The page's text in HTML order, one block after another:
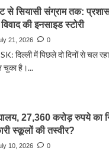
से सियासी संग्राम तक:
की इनसाइड स्टोरी
21, 2026 0
दिल्ली में पिछले दो दिनों से चल
चुका है।...
27,360 करोड़ रुपये का
स्कूलों की तस्वीर?
10, 2026 0